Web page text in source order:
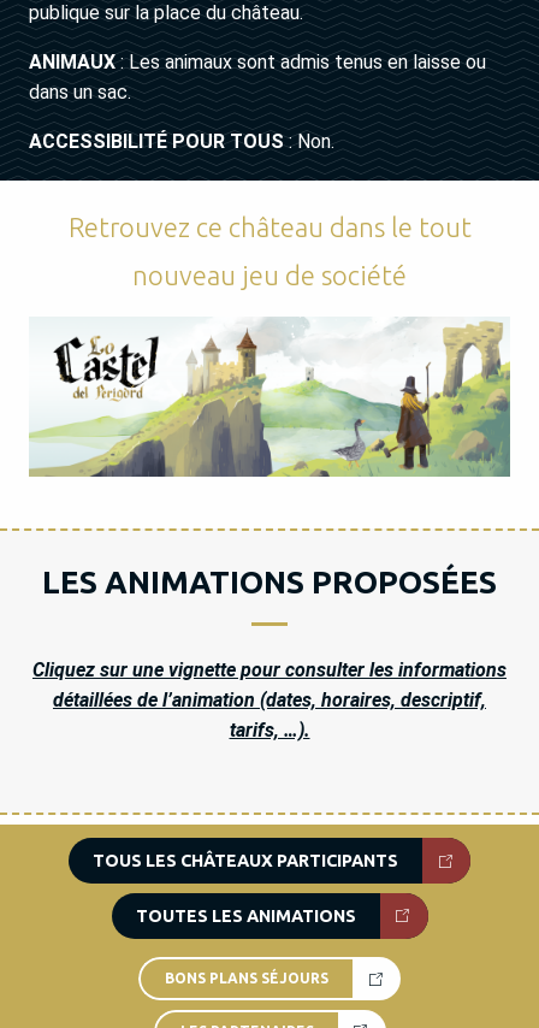
publique sur la place du château.
ANIMAUX: Les animaux sont admis tenus en laisse ou
dans un sac.
ACCESSIBILITÉ POUR TOUS: Non.
Retrouvez ce château dans le tout
nouveau jeu de société
LES ANIMATIONS PROPOSÉES
Cliquez sur une vignette pour consulter les informations
détaillées de l’animation (dates, horaires, descriptif,
tarifs, …).
TOUS LES CHÂTEAUX PARTICIPANTS
TOUTES LES ANIMATIONS
BONS PLANS SÉJOURS